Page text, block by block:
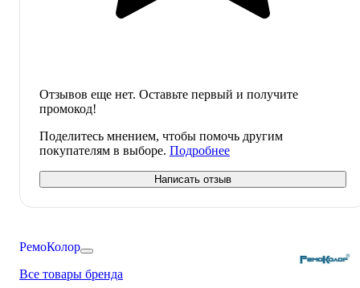
Отзывов еще нет. Оставьте первый и получите
промокод!
Поделитесь мнением, чтобы помочь другим
покупателям в выборе. Подробнее
Написать отзыв
РемоКолор
Все товары бренда